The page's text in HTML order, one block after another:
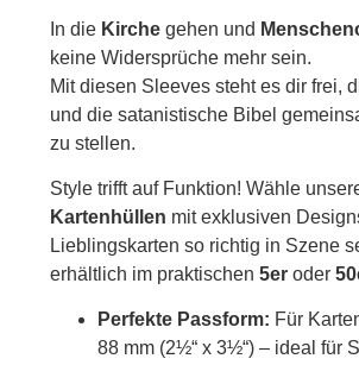
In die Kirchegehen und
keine Widersprüche mehr sein.
Mit diesen Sleeves steht es dir frei,
und die satanistische Bibel
zu stellen.
Style trifft auf Funktion! Wähle
Kartenhüllen mit exklusiven
Lieblingskarten so richtig in Szene
erhältlich im praktischen5er oder
Perfekte Passform: Für
88 mm (2½“ x 3½“) – ideal für